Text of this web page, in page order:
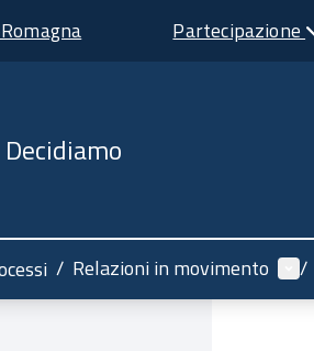
Partecipazione
Decidiamo
/ Relazioni in movimento /